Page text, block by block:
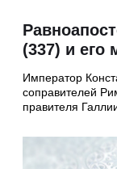
(337) и его
Император
соправителей
правителя